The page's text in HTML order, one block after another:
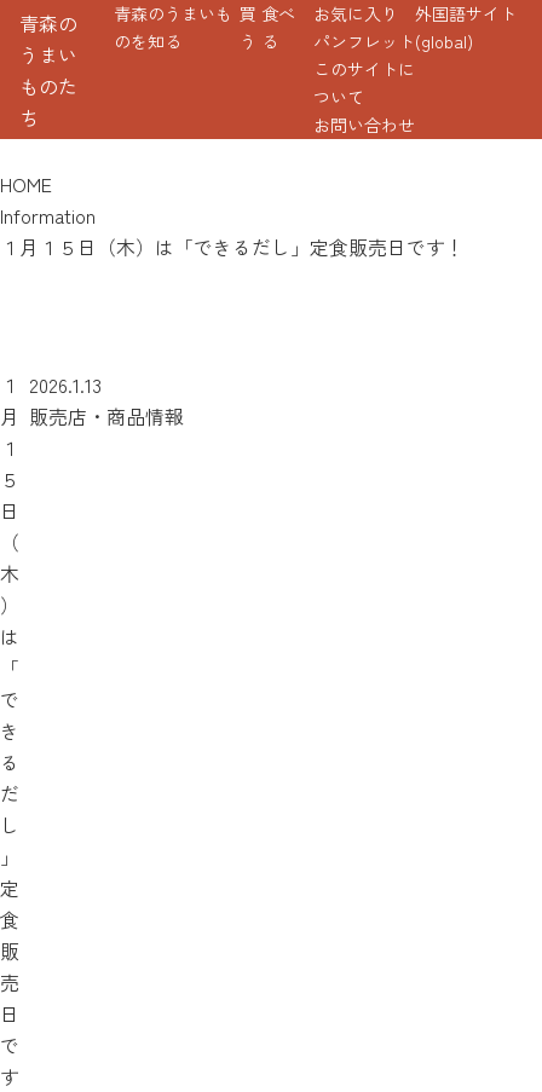
青森の
うまい
ものた
ち
青森のうまいも
のを知る
買
う
食べ
る
お気に入り
パンフレット
このサイトに
ついて
お問い合わせ
外国語サイト
(global)
HOME
Information
１月１５日（木）は「できるだし」定食販売日です！
１
月
１
５
日
（
木
）
は
「
で
き
る
だ
し
」
定
食
販
売
日
で
す
2026.1.13
販売店・商品情報